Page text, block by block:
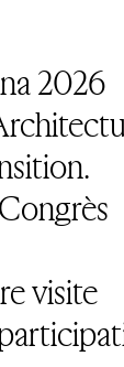
2026
visite